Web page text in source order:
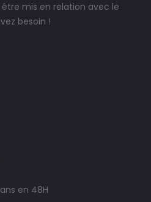
mis en relation avec le
besoin !
en 48H